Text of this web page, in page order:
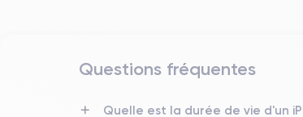
7/09/2022
Questions fréquentes
Quelle est la durée de vie d'un